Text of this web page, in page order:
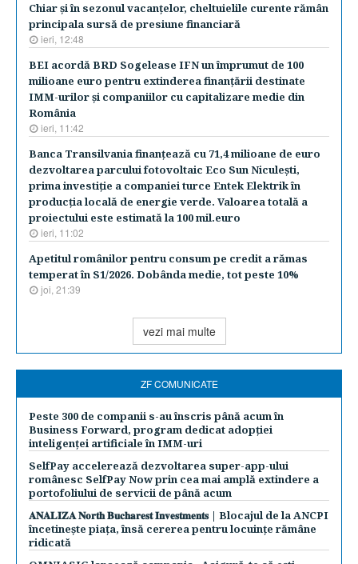
Chiar şi în sezonul vacanţelor, cheltuielile curente rămân
principala sursă de presiune financiară
ieri, 12:48
BEI acordă BRD Sogelease IFN un împrumut de 100
milioane euro pentru extinderea finanţării destinate
IMM-urilor şi companiilor cu capitalizare medie din
România
ieri, 11:42
Banca Transilvania finanţează cu 71,4 milioane de euro
dezvoltarea parcului fotovoltaic Eco Sun Niculeşti,
prima investiţie a companiei turce Entek Elektrik în
producţia locală de energie verde. Valoarea totală a
proiectului este estimată la 100 mil.euro
ieri, 11:02
Apetitul românilor pentru consum pe credit a rămas
temperat în S1/2026. Dobânda medie, tot peste 10%
joi, 21:39
vezi mai multe
ZF COMUNICATE
Peste 300 de companii s-au înscris până acum în
Business Forward, program dedicat adopției
inteligenței artificiale în IMM-uri
SelfPay accelerează dezvoltarea super-app-ului
românesc SelfPay Now prin cea mai amplă extindere a
portofoliului de servicii de până acum
𝐀𝐍𝐀𝐋𝐈𝐙𝐀 𝐍𝐨𝐫𝐭𝐡 𝐁𝐮𝐜𝐡𝐚𝐫𝐞𝐬𝐭 𝐈𝐧𝐯𝐞𝐬𝐭𝐦𝐞𝐧𝐭𝐬 | Blocajul de la ANCPI
încetinește piața, însă cererea pentru locuințe rămâne
ridicată